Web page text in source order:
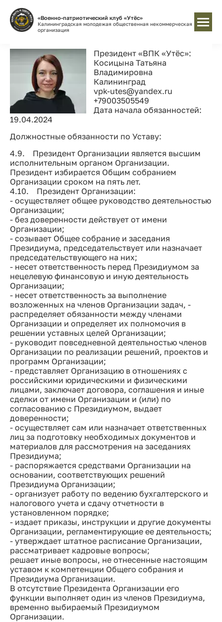
«Военно-патриотический клуб «Утёс»
Калининградская молодежая общественная некоммерческая
организация
Президент «ВПК «Утёс»:
Косицына Татьяна
Владимировна
Калининград
vpk-utes@yandex.ru
+79003505549
Дата начала обязанностей:
19.04.2024
Должностные обязанности по Уставу:
4.9. Президент Организации является высшим
исполнительным органом Организации.
Президент избирается Общим собранием
Организации сроком на пять лет.
4.10. Президент Организации:
- осуществляет общее руководство деятельностью
Организации;
- без доверенности действует от имени
Организации;
- созывает Общее собрание и заседания
Президиума, председательствует или назначает
председательствующего на них;
- несет ответственность перед Президиумом за
нецелевую финансовую и иную деятельность
Организации;
- несет ответственность за выполнение
возложенных на членов Организации задач, -
распределяет обязанности между членами
Организации и определяет их полномочия в
решении уставных целей Организации;
- руководит повседневной деятельностью членов
Организации по реализации решений, проектов и
программ Организации;
- представляет Организацию в отношениях с
российскими юридическими и физическими
лицами, заключает договора, соглашения и иные
сделки от имени Организации и (или) по
согласованию с Президиумом, выдает
доверенности;
- осуществляет сам или назначает ответственных
лиц за подготовку необходимых документов и
материалов для рассмотрения на заседаниях
Президиума;
- распоряжается средствами Организации на
основании, соответствующих решений
Президиума Организации;
- организует работу по ведению бухгалтерского и
налогового учета и сдачу отчетности в
установленном порядке;
- издает приказы, инструкции и другие документы
Организации, регламентирующие ее деятельность;
- утверждает штатное расписание Организации,
рассматривает кадровые вопросы;
решает иные вопросы, не отнесенные настоящим
уставом к компетенции Общего собрания и
Президиума Организации.
В отсутствие Президента Организации его
функции выполняет один из членов Президиума,
временно выбираемый Президиумом
Организации.